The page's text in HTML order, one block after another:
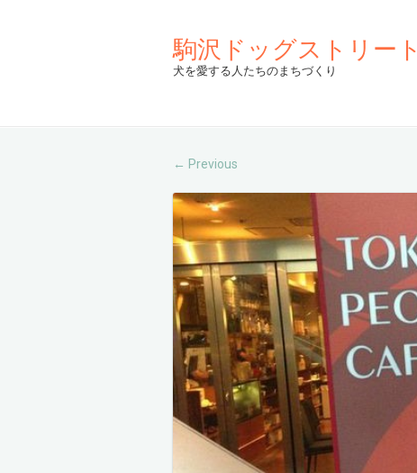
駒沢ドッグストリート
犬を愛する人たちのまちづくり
← Previous